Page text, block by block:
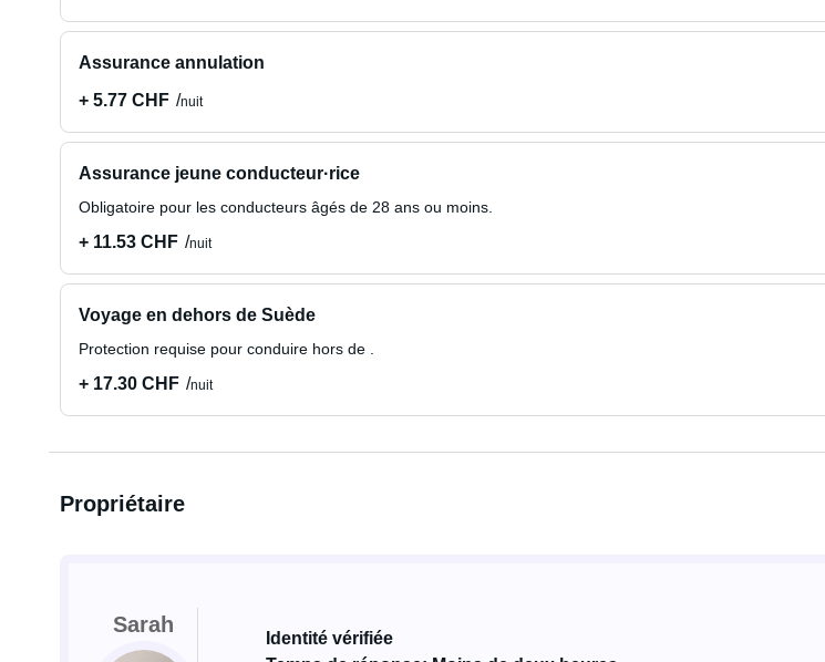
Assurance annulation
+ 5.77 CHF
nuit
Assurance jeune conducteur·rice
Obligatoire pour les conducteurs âgés de 28 ans ou moins.
+ 11.53 CHF nuit
Voyage en dehors de Suède
Protection requise pour conduire hors de .
+ 17.30 CHF nuit
Propriétaire
Sarah
Identité vérifiée